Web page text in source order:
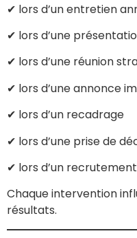
✔ lors d’un entretien
✔ lors d’une
✔ lors d’une réunion
✔ lors d’une annonce
✔ lors d’un recadrage
✔ lors d’une prise de
✔ lors d’un recrutement
Chaque intervention
résultats.